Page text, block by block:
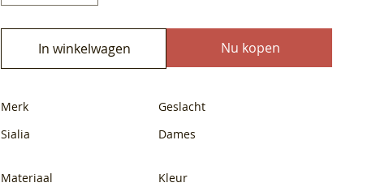
In winkelwagen Nu kopen
Merk
Sialia
Geslacht
Dames
Materiaal
Kleur